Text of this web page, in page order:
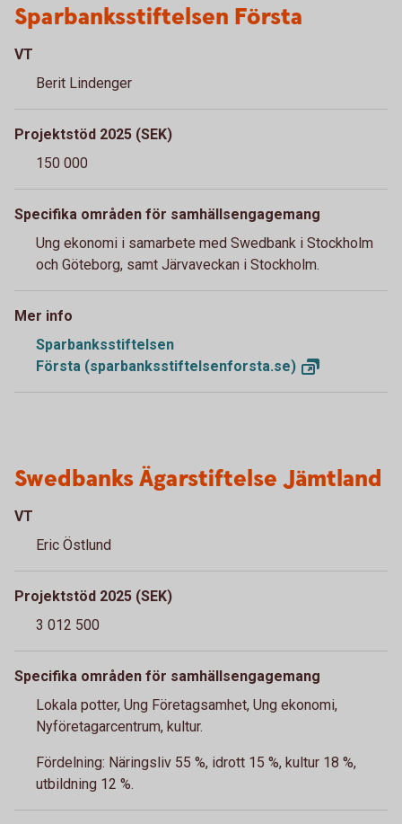
Sparbanksstiftelsen Första
VT
Berit Lindenger
Projektstöd 2025 (SEK)
150 000
Specifika områden för samhällsengagemang
Ung ekonomi i samarbete med Swedbank i Stockholm
och Göteborg, samt Järvaveckan i Stockholm.
Mer info
Sparbanksstiftelsen
Första (sparbanksstiftelsenforsta.se)
Swedbanks Ägarstiftelse Jämtland
VT
Eric Östlund
Projektstöd 2025 (SEK)
3 012 500
Specifika områden för samhällsengagemang
Lokala potter, Ung Företagsamhet, Ung ekonomi,
Nyföretagarcentrum, kultur.
Fördelning: Näringsliv 55 %, idrott 15 %, kultur 18 %,
utbildning 12 %.